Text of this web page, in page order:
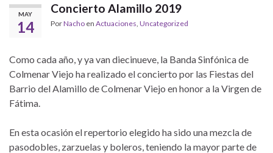
MAY
14
Concierto Alamillo 2019
PorNacho en Actuaciones Uncategorized
Como cada año, y ya van diecinueve, la Banda Sinfónica de
Colmenar Viejo ha realizado el concierto por las Fiestas del
Barrio del Alamillo de Colmenar Viejo en honor a la Virgen de
Fátima.
En esta ocasión el repertorio elegido ha sido una mezcla de
pasodobles, zarzuelas y boleros, teniendo la mayor parte de